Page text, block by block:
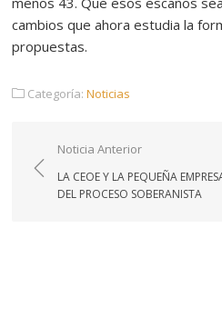
cambios que ahora estudia la
propuestas.
Categoría: Noticias
Navegación
de
entradas
Noticia Anterior
LA CEOE Y LA PEQUEÑA
DEL PROCESO SOBERANISTA